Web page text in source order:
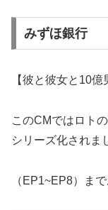
みずほ銀行
【彼と彼女と10
このCMではロト
シリーズ化されま
（EP1~EP8）ま